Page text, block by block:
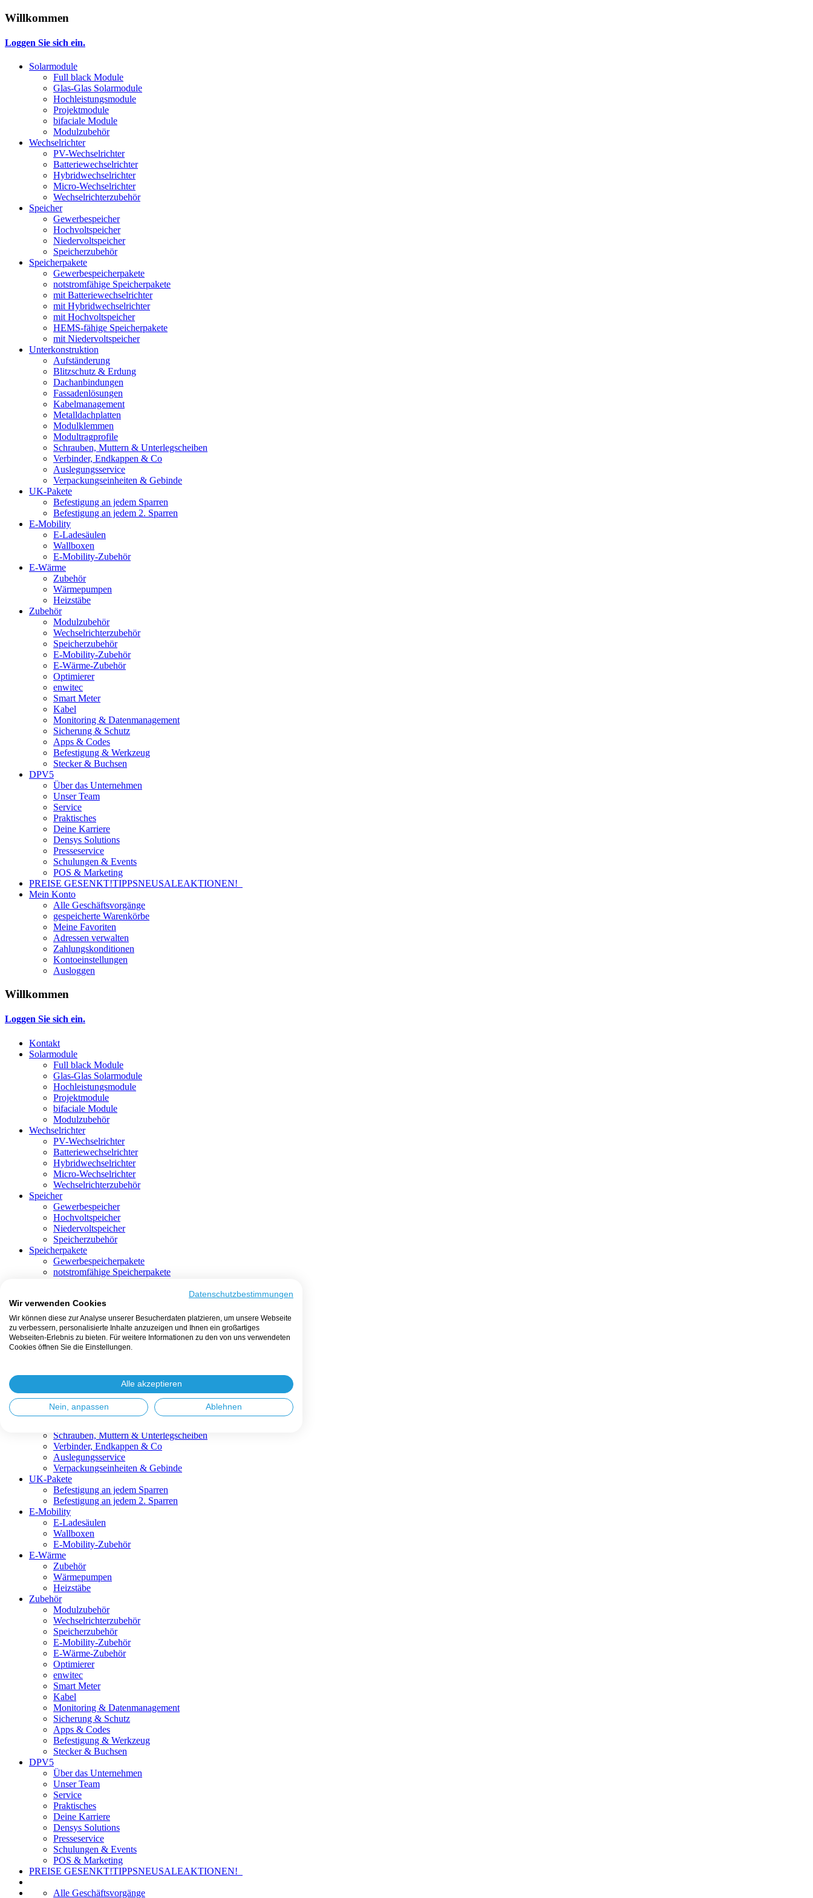
Willkommen
Loggen Sie sich ein.
Solarmodule
Full black Module
Glas-Glas Solarmodule
Hochleistungsmodule
Projektmodule
bifaciale Module
Modulzubehör
Wechselrichter
PV-Wechselrichter
Batteriewechselrichter
Hybridwechselrichter
Micro-Wechselrichter
Wechselrichterzubehör
Speicher
Gewerbespeicher
Hochvoltspeicher
Niedervoltspeicher
Speicherzubehör
Speicherpakete
Gewerbespeicherpakete
notstromfähige Speicherpakete
mit Batteriewechselrichter
mit Hybridwechselrichter
mit Hochvoltspeicher
HEMS-fähige Speicherpakete
mit Niedervoltspeicher
Unterkonstruktion
Aufständerung
Blitzschutz & Erdung
Dachanbindungen
Fassadenlösungen
Kabelmanagement
Metalldachplatten
Modulklemmen
Modultragprofile
Schrauben, Muttern & Unterlegscheiben
Verbinder, Endkappen & Co
Auslegungsservice
Verpackungseinheiten & Gebinde
UK-Pakete
Befestigung an jedem Sparren
Befestigung an jedem 2. Sparren
E-Mobility
E-Ladesäulen
Wallboxen
E-Mobility-Zubehör
E-Wärme
Zubehör
Wärmepumpen
Heizstäbe
Zubehör
Modulzubehör
Wechselrichterzubehör
Speicherzubehör
E-Mobility-Zubehör
E-Wärme-Zubehör
Optimierer
enwitec
Smart Meter
Kabel
Monitoring & Datenmanagement
Sicherung & Schutz
Apps & Codes
Befestigung & Werkzeug
Stecker & Buchsen
DPV5
Über das Unternehmen
Unser Team
Service
Praktisches
Deine Karriere
Densys Solutions
Presseservice
Schulungen & Events
POS & Marketing
PREISE GESENKT!TIPPSNEUSALEAKTIONEN!
Mein Konto
Alle Geschäftsvorgänge
gespeicherte Warenkörbe
Meine Favoriten
Adressen verwalten
Zahlungskonditionen
Kontoeinstellungen
Ausloggen
Willkommen
Loggen Sie sich ein.
Kontakt
Solarmodule
Full black Module
Glas-Glas Solarmodule
Hochleistungsmodule
Projektmodule
bifaciale Module
Modulzubehör
Wechselrichter
PV-Wechselrichter
Batteriewechselrichter
Hybridwechselrichter
Micro-Wechselrichter
Wechselrichterzubehör
Speicher
Gewerbespeicher
Hochvoltspeicher
Niedervoltspeicher
Speicherzubehör
Speicherpakete
Gewerbespeicherpakete
notstromfähige Speicherpakete
mit Hochvoltspeicher
HEMS-fähige Speicherpakete
mit Niedervoltspeicher
Unterkonstruktion
Aufständerung
Fassadenlösungen
Kabelmanagement
Metalldachplatten
Modulklemmen
Schrauben, Muttern & Unterlegscheiben
Verbinder, Endkappen & Co
Auslegungsservice
Verpackungseinheiten & Gebinde
UK-Pakete
Befestigung an jedem Sparren
Befestigung an jedem 2. Sparren
E-Mobility
E-Ladesäulen
Wallboxen
E-Mobility-Zubehör
E-Wärme
Zubehör
Wärmepumpen
Heizstäbe
Zubehör
Modulzubehör
Wechselrichterzubehör
Speicherzubehör
E-Mobility-Zubehör
E-Wärme-Zubehör
Optimierer
enwitec
Smart Meter
Kabel
Monitoring & Datenmanagement
Sicherung & Schutz
Apps & Codes
Befestigung & Werkzeug
Stecker & Buchsen
DPV5
Über das Unternehmen
Unser Team
Service
Praktisches
Deine Karriere
Densys Solutions
Presseservice
Schulungen & Events
POS & Marketing
PREISE GESENKT!TIPPSNEUSALEAKTIONEN!
Alle Geschäftsvorgänge
Datenschutzbestimmungen
Wir verwenden Cookies
Wir können diese zur Analyse unserer Besucherdaten platzieren, um unsere Webseite
zu verbessern, personalisierte Inhalte anzuzeigen und Ihnen ein großartiges
Webseiten-Erlebnis zu bieten. Für weitere Informationen zu den von uns verwendeten
Cookies öffnen Sie die Einstellungen.
Alle akzeptieren
Nein, anpassen Ablehnen